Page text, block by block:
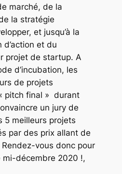
marché, de la
la stratégie
et jusqu’à la
d’action et du
projet de startup. A
d’incubation, les
de projets
pitch final » durant
un jury de
5 meilleurs projets
par des prix allant de
vous donc pour
mi-décembre 2020 !,